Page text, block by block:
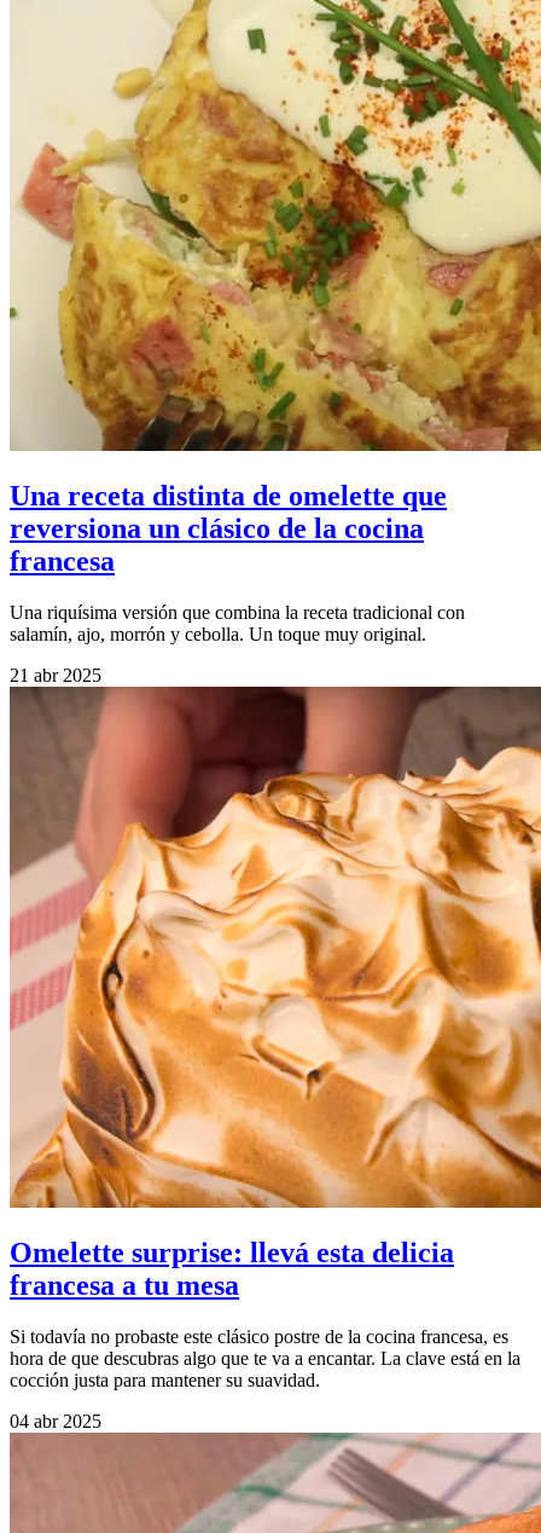
Una receta distinta de omelette que
reversiona un clásico de la cocina
francesa
Una riquísima versión que combina la receta tradicional con
salamín, ajo, morrón y cebolla. Un toque muy original.
21 abr 2025
Omelette surprise: llevá esta delicia
francesa a tu mesa
Si todavía no probaste este clásico postre de la cocina francesa, es
hora de que descubras algo que te va a encantar. La clave está en la
cocción justa para mantener su suavidad.
04 abr 2025